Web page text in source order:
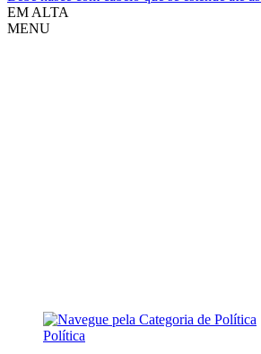
EM ALTA
MENU
Política